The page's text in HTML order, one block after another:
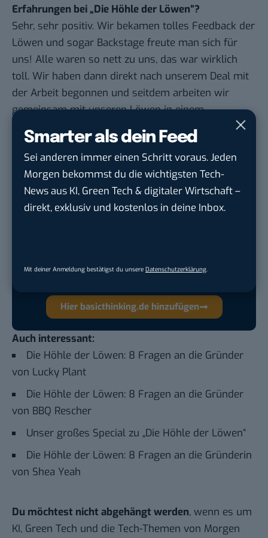
Smarter als dein Feed
Sei anderen immer einen Schritt voraus. Jeden
Morgen bekommst du die wichtigsten Tech-
News aus KI, Green Tech & digitaler Wirtschaft –
direkt, exklusiv und kostenlos in deine Inbox.
Mit deiner Anmeldung bestätigst du unsere Datenschutzerklärung.
Erfahrungen bei „Die Höhle der Löwen“?
Sehr, sehr positiv. Wir bekamen tolles Feedback der
Löwen und sogar Backstage freute man sich für
uns! Alle waren so nett zu uns, das war wirklich
toll. Wir haben dann direkt nach unserem Deal mit
der Arbeit begonnen und seitdem arbeiten wir
gemeinsam mit unseren Löwen in einem
supertollen Team zusammen. Wir würden diesen
Schritt immer wieder machen.
Google lässt dich jetzt selbst bestimmen,
Quelle hinzufügen und damit unabhängigen
Hier basicthinking.de hinzufügen
Auch interessant:
Die Höhle der Löwen: 8 Fragen an die Gründer
von Lucky Plant
Die Höhle der Löwen: 8 Fragen an die Gründer
von BBQ Rescher
Unser großes Special zu „Die Höhle der Löwen“
Die Höhle der Löwen: 8 Fragen an die Gründerin
von Shea Yeah
Du möchtest nicht abgehängt werden, wenn es um
KI, Green Tech und die Tech-Themen von Morgen